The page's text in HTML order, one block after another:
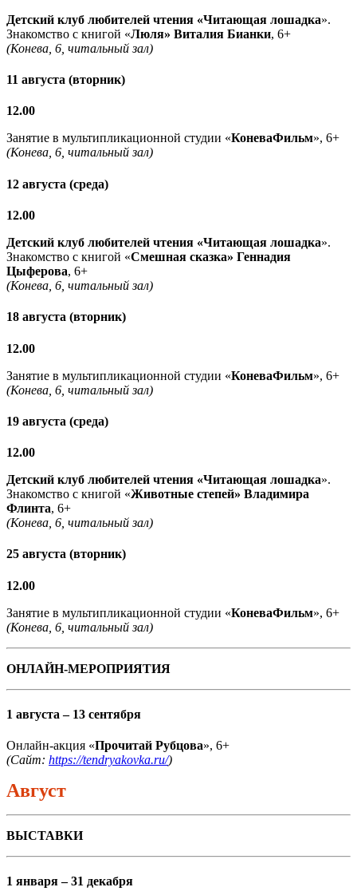
Детский клуб любителей чтения «Читающая лошадка».
Знакомство с книгой «Люля» Виталия Бианки, 6+
(Конева, 6, читальный зал)
11 августа (вторник)
12.00
Занятие в мультипликационной студии «КоневаФильм», 6+
(Конева, 6, читальный зал)
12 августа (среда)
12.00
Детский клуб любителей чтения «Читающая лошадка».
Знакомство с книгой «Смешная сказка» Геннадия
Цыферова, 6+
(Конева, 6, читальный зал)
18 августа (вторник)
12.00
Занятие в мультипликационной студии «КоневаФильм», 6+
(Конева, 6, читальный зал)
19 августа (среда)
12.00
Детский клуб любителей чтения «Читающая лошадка».
Знакомство с книгой «Животные степей» Владимира
Флинта, 6+
(Конева, 6, читальный зал)
25 августа (вторник)
12.00
Занятие в мультипликационной студии «КоневаФильм», 6+
(Конева, 6, читальный зал)
ОНЛАЙН-МЕРОПРИЯТИЯ
1 августа – 13 сентября
Онлайн-акция «Прочитай Рубцова», 6+
(Сайт: https://tendryakovka.ru/)
Август
ВЫСТАВКИ
1 января – 31 декабря